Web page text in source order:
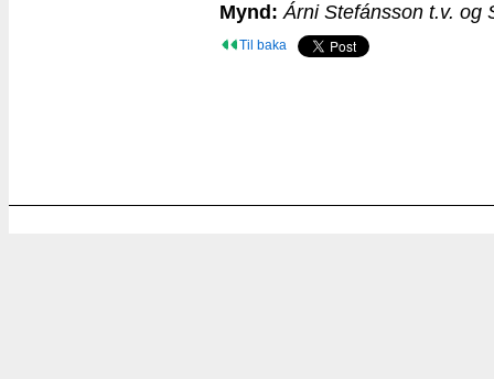
Mynd: Árni Stefánsson t.v. og
Til baka